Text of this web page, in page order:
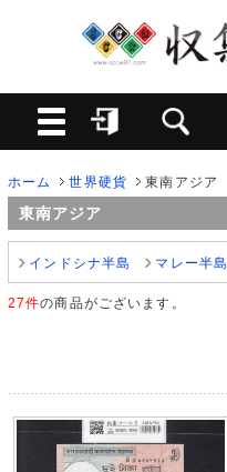
ホーム 世界硬貨 東南アジア
東南アジア
インドシナ半島 マレー半島
27件の商品がございます。